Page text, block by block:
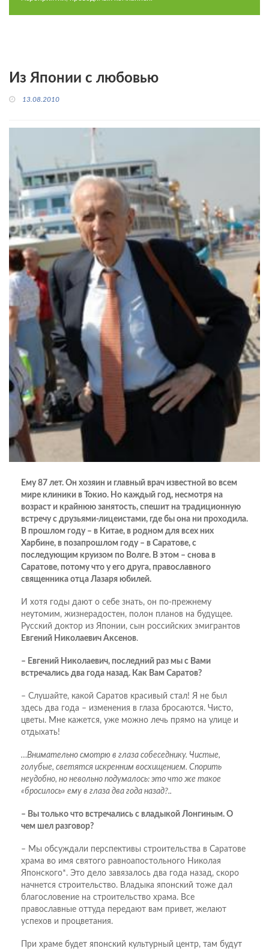
Из Японии с любовью
13.08.2010
Ему 87 лет. Он хозяин и главный врач известной во всем
мире клиники в Токио. Но каждый год, несмотря на
возраст и крайнюю занятость, спешит на традиционную
встречу с друзьями-лицеистами, где бы она ни проходила.
В прошлом году – в Китае, в родном для всех них
Харбине, в позапрошлом году – в Саратове, с
последующим круизом по Волге. В этом – снова в
Саратове, потому что у его друга, православного
священника отца Лазаря юбилей.
И хотя годы дают о себе знать, он по-прежнему
неутомим, жизнерадостен, полон планов на будущее.
Русский доктор из Японии, сын российских эмигрантов
Евгений Николаевич Аксенов.
– Евгений Николаевич, последний раз мы с Вами
встречались два года назад. Как Вам Саратов?
– Слушайте, какой Саратов красивый стал! Я не был
здесь два года – изменения в глаза бросаются. Чисто,
цветы. Мне кажется, уже можно лечь прямо на улице и
отдыхать!
…Внимательно смотрю в глаза собеседнику. Чистые,
голубые, светятся искренним восхищением. Спорить
неудобно, но невольно подумалось: это что же такое
«бросилось» ему в глаза два года назад?..
– Вы только что встречались с владыкой Лонгиным. О
чем шел разговор?
– Мы обсуждали перспективы строительства в Саратове
храма во имя святого равноапостольного Николая
Японского*. Это дело завязалось два года назад, скоро
начнется строительство. Владыка японский тоже дал
благословение на строительство храма. Все
православные оттуда передают вам привет, желают
успехов и процветания.
При храме будет японский культурный центр, там будут